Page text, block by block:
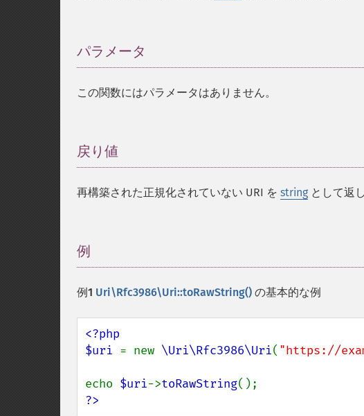
パラメータ
この関数にはパラメータはありません。
戻り値
再構築された正規化されていない URI を string として返
例
例1 Uri\Rfc3986\Uri::toRawString() の基本的な例
<?php
$uri = new \Uri\Rfc3986\Uri( "https://
echo $uri->toRawString
?>